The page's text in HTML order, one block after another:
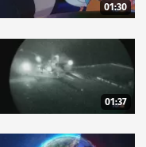
01:30
01:37